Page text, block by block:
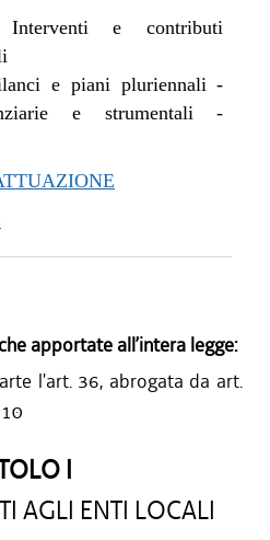
Interventi e contributi
e piani pluriennali -
e strumentali -
apportate all’intera legge:
l'art. 36, abrogata da art.
I
AGLI ENTI LOCALI